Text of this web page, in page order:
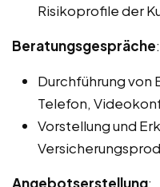
Risikoprofile der
Beratungsgespräche:
Durchführung von
Telefon,
Vorstellung und
Angebotserstellung: